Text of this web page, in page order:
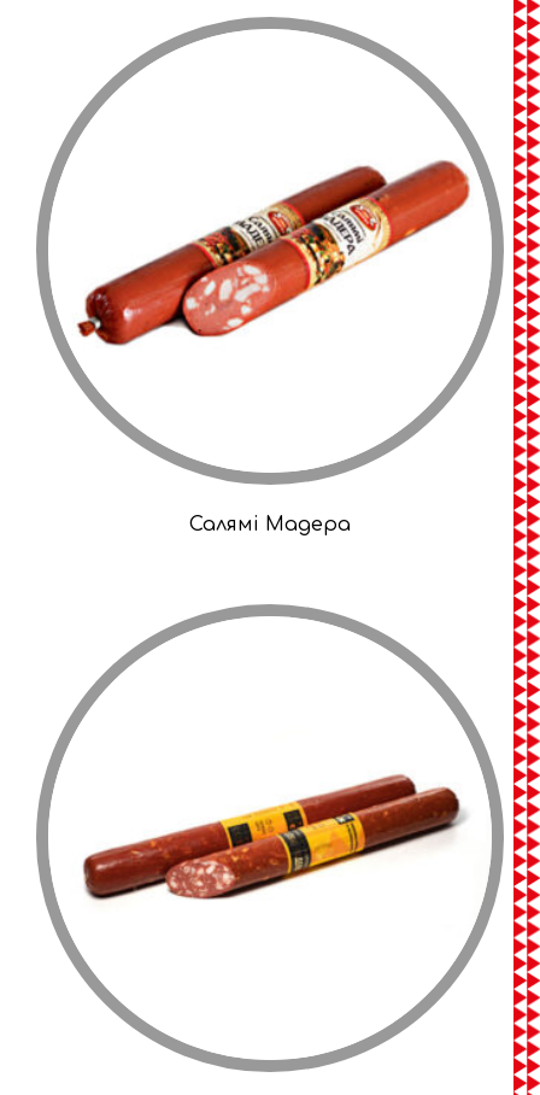
Салямі Мадера